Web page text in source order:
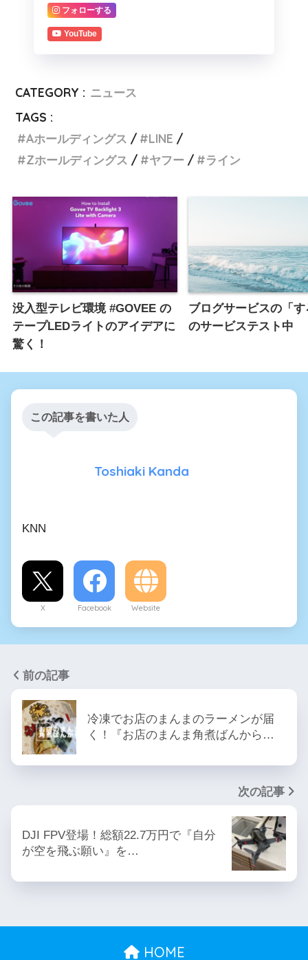
フォローする
YouTube
CATEGORY : ニュース
TAGS :
Aホールディングス
LINE
Zホールディングス
ヤフー ライン
没入型テレビ環境 #GOVEE の
テープLEDライトのアイデアに
驚く！
ブログサービスの「
のサービステスト中
この記事を書いた人
Toshiaki Kanda
KNN
X Facebook Website
前の記事
冷凍でお店のまんまのラーメンが届
く！『お店のまんま角煮ばんから…
次の記事
DJI FPV登場！総額22.7万円で『自分
が空を飛ぶ願い』を…
HOME